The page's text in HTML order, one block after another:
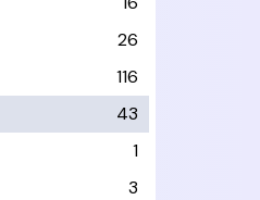
26
116
43
1
3